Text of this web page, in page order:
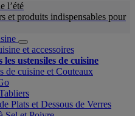
l’été
et produits indispensables pour
et accessoires
ustensiles de cuisine
de cuisine et Couteaux
Plats et Dessous de Verres